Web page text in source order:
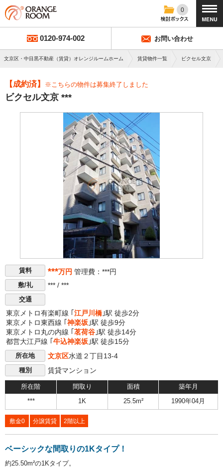
0
0120-974-002 お問い合わせ
文京区・中目黒不動産（賃貸）オレンジルームホーム 賃貸物件一覧 ビクセル文京
【成約済】 ※こちらの物件は募集終了しました
ビクセル文京 ***
賃料 ***万円 管理費：***円
敷/礼 *** / ***
交通
東京メトロ有楽町線 ｢ 江戸川橋 ｣駅 徒歩2分
東京メトロ東西線 ｢ 神楽坂 ｣駅 徒歩9分
東京メトロ丸の内線 ｢ 茗荷谷 ｣駅 徒歩14分
都営大江戸線 ｢ 牛込神楽坂 ｣駅 徒歩15分
所在地 文京区水道２丁目13-4
種別 賃貸マンション
所在階 間取り 面積 築年月
*** 1K 25.5m² 1990年04月
敷金0 分譲賃貸 2階以上
ベーシックな間取りの1Kタイプ！
約25.50m²の1Kタイプ。